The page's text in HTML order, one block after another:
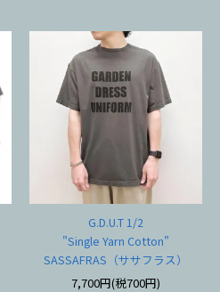
G.D.U.T 1/2
"Single Yarn Cotton"
SASSAFRAS（ササフラス）
7,700円(税700円)